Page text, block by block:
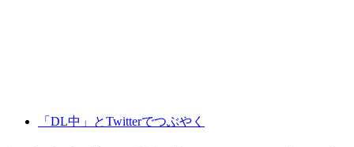
「DL中」とTwitterでつぶやく